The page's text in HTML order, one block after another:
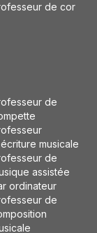
de cor
de
musicale
de
assistée
ordinateur
de